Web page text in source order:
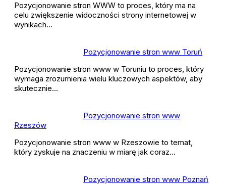
Pozycjonowanie stron WWW to proces, który ma na
celu zwiększenie widoczności strony internetowej w
wynikach…
Pozycjonowanie stron www Toruń
Pozycjonowanie stron www w Toruniu to proces, który
wymaga zrozumienia wielu kluczowych aspektów, aby
skutecznie…
Pozycjonowanie stron www
Rzeszów
Pozycjonowanie stron www w Rzeszowie to temat,
który zyskuje na znaczeniu w miarę jak coraz…
Pozycjonowanie stron www Poznań